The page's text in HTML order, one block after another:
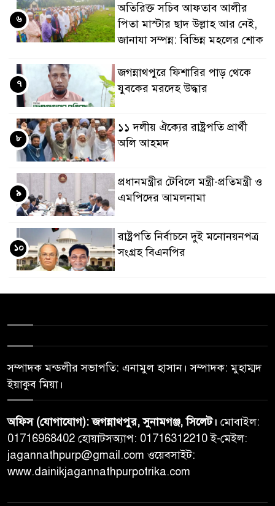
অতিরিক্ত সচিব আফতাব আলীর
পিতা মাস্টার ছাদ উল্লাহ আর নেই,
জানাযা সম্পন্ন: বিভিন্ন মহলের শোক
৬
জগন্নাথপুরে ফিশারির পাড় থেকে
যুবকের মরদেহ উদ্ধার
৭
১১ দলীয় ঐক্যের রাষ্ট্রপতি প্রার্থী
অলি আহমদ
৮
প্রধানমন্ত্রীর টেবিলে মন্ত্রী-প্রতিমন্ত্রী ও
এমপিদের আমলনামা
৯
রাষ্ট্রপতি নির্বাচনে দুই মনোনয়নপত্র
সংগ্রহ বিএনপির
১০
সম্পাদক মন্ডলীর সভাপতি: এনামুল হাসান। সম্পাদক: মুহাম্মদ
ইয়াকুব মিয়া।
অফিস (যোগাযোগ): জগন্নাথপুর, সুনামগঞ্জ, সিলেট। মোবাইল:
01716968402 হোয়াটসঅ্যাপ: 01716312210 ই-মেইল:
jagannathpurp@gmail.com ওয়েবসাইট:
www.dainikjagannathpurpotrika.com